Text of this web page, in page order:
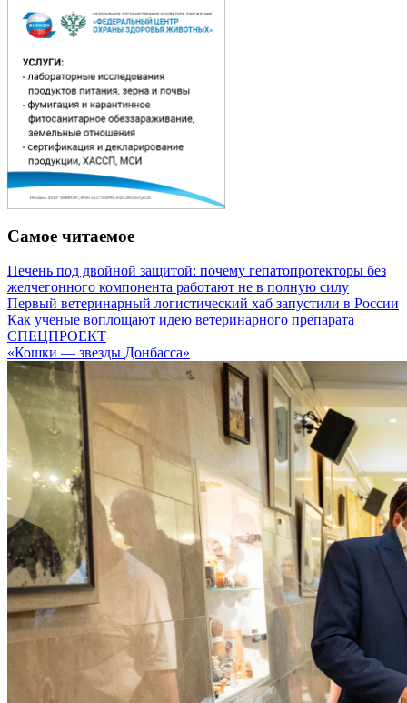
Самое читаемое
Печень под двойной защитой: почему гепатопротекторы без
желчегонного компонента работают не в полную силу
Первый ветеринарный логистический хаб запустили в России
Как ученые воплощают идею ветеринарного препарата
СПЕЦПРОЕКТ
«Кошки — звезды Донбасса»